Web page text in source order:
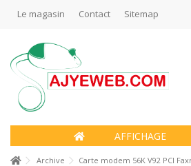
Le magasin Contact Sitemap
AFFICHAGE
Archive Carte modem 56K V92 PCI